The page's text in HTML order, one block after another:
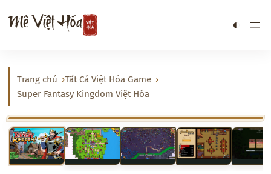
đến
nội
dung
Mê Việt Hóa ◐
Trang chủ
Tất Cả Việt Hóa Game
Super Fantasy Kingdom Việt Hóa
‹ ›